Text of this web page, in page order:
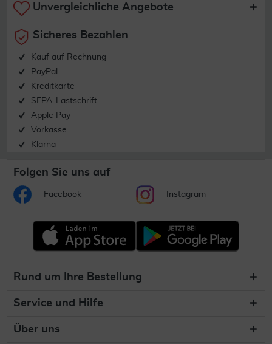
Unvergleichliche Angebote
Sicheres Bezahlen
Kauf auf Rechnung
PayPal
Kreditkarte
SEPA-Lastschrift
Apple Pay
Vorkasse
Klarna
Folgen Sie uns auf
Facebook Instagram
Rund um Ihre Bestellung
Service und Hilfe
Über uns